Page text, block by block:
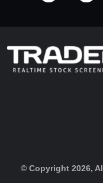
© Copyright 2026,